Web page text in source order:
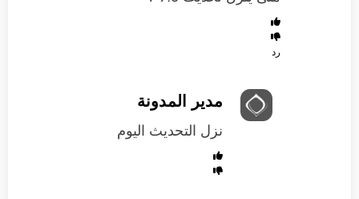
رد
مدير المدونة
نزل التحديث اليوم